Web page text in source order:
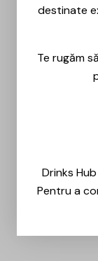
destinate
Te rugăm
Drinks
Pentru a